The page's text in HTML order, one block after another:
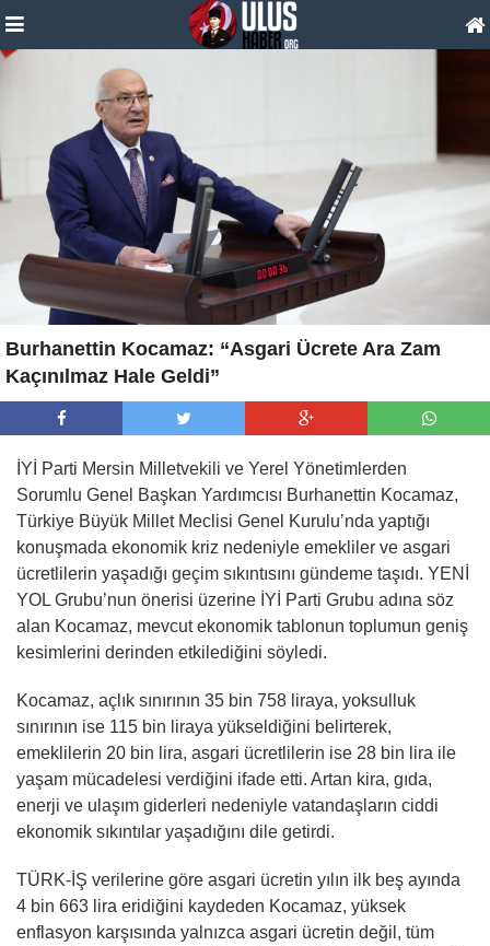
Burhanettin Kocamaz: “Asgari Ücrete Ara Zam
Kaçınılmaz Hale Geldi”
İYİ Parti Mersin Milletvekili ve Yerel Yönetimlerden
Sorumlu Genel Başkan Yardımcısı Burhanettin Kocamaz,
Türkiye Büyük Millet Meclisi Genel Kurulu’nda yaptığı
konuşmada ekonomik kriz nedeniyle emekliler ve asgari
ücretlilerin yaşadığı geçim sıkıntısını gündeme taşıdı. YENİ
YOL Grubu’nun önerisi üzerine İYİ Parti Grubu adına söz
alan Kocamaz, mevcut ekonomik tablonun toplumun geniş
kesimlerini derinden etkilediğini söyledi.
Kocamaz, açlık sınırının 35 bin 758 liraya, yoksulluk
sınırının ise 115 bin liraya yükseldiğini belirterek,
emeklilerin 20 bin lira, asgari ücretlilerin ise 28 bin lira ile
yaşam mücadelesi verdiğini ifade etti. Artan kira, gıda,
enerji ve ulaşım giderleri nedeniyle vatandaşların ciddi
ekonomik sıkıntılar yaşadığını dile getirdi.
TÜRK-İŞ verilerine göre asgari ücretin yılın ilk beş ayında
4 bin 663 lira eridiğini kaydeden Kocamaz, yüksek
enflasyon karşısında yalnızca asgari ücretin değil, tüm